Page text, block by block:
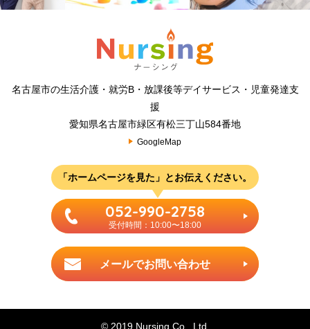
名古屋市の生活介護・就労B・放課後等デイサービス・児童発達支
援
愛知県名古屋市緑区有松三丁山584番地
GoogleMap
「ホームページを見た」とお伝えください。
052-990-2758
受付時間：10:00〜18:00
メールでお問い合わせ
© 2019 Nursing Co., Ltd.